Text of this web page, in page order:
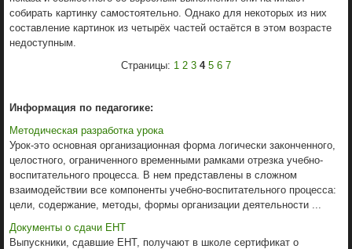
собирать картинку самостоятельно. Однако для некоторых из них
составление картинок из четырёх частей остаётся в этом возрасте
недоступным.
Страницы: 1 2 3 4 5 6 7
Информация по педагогике:
Методическая разработка урока
Урок-это основная организационная форма логически законченного,
целостного, ограниченного временными рамками отрезка учебно-
воспитательного процесса. В нем представлены в сложном
взаимодействии все компоненты учебно-воспитательного процесса:
цели, содержание, методы, формы организации деятельности ...
Документы о сдачи ЕНТ
Выпускники, сдавшие ЕНТ, получают в школе сертификат о